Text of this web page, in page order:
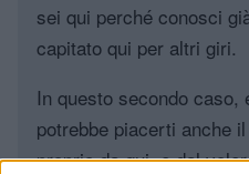
sei qui perché conosci
capitato qui per altri giri.
In questo secondo
potrebbe piacerti anche
proprio da qui, e dal